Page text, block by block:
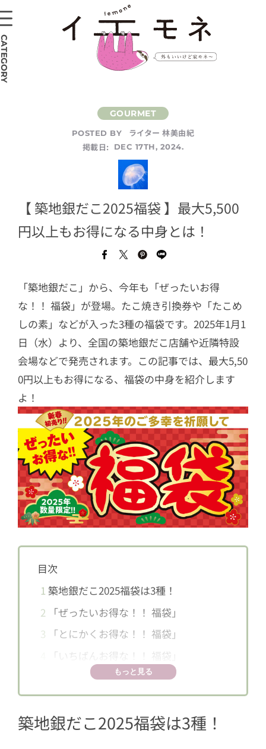
POSTED BY
ライター 林美由紀
掲載日:
DEC 17TH, 2024.
【 築地銀だこ2025福袋 】最大5,500
円以上もお得になる中身とは！
「築地銀だこ」から、今年も「ぜったいお得
な！！ 福袋」が登場。たこ焼き引換券や「たこめ
しの素」などが入った3種の福袋です。2025年1月1
日（水）より、全国の築地銀だこ店舗や近隣特設
会場などで発売されます。この記事では、最大5,50
0円以上もお得になる、福袋の中身を紹介します
よ！
目次
1 築地銀だこ2025福袋は3種！
2 「ぜったいお得な！！ 福袋」
3 「とにかくお得な！！ 福袋」
「いちばんお得な！！ 福袋」
もっと見る
築地銀だこ2025福袋は3種！